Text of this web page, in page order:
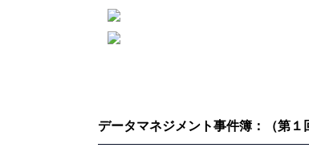
データマネジメント事件簿：（第